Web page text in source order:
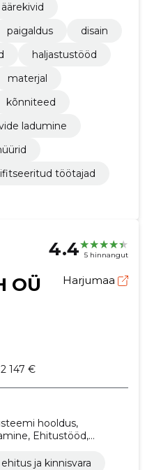
äärekivid
paigaldus
disain
haljastustööd
materjal
kõnniteed
ladumine
töötajad
4.4 5 hinnangut
OÜ Harjumaa
147 €
hooldus,
Ehitustööd,
plaatimistööd,
ehitus ja kinnisvara